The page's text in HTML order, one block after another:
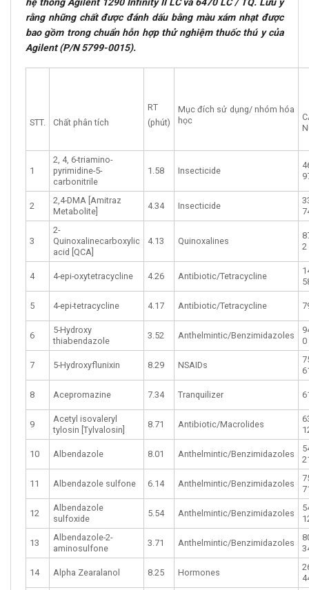
rằng những chất được đánh dấu bằng màu xám nhạt được
bao gồm trong chuẩn hỗn hợp thử nghiệm thuốc thú y của
Agilent (P/N 5799-0015).
STT. Chất phân tích
RT
(phút)
Mục đích sử dụng/ nhóm hóa
học
1
2, 4, 6-triamino-
pyrimidine-5-
carbonitrile
1.58 Insecticide
2
2,4-DMA [Amitraz
Metabolite]
4.34 Insecticide
3
2-
Quinoxalinecarboxylic
acid [QCA]
4.13 Quinoxalines
2
4 4-epi-oxytetracycline 4.26 Antibiotic/Tetracycline
5 4-epi-tetracycline 4.17 Antibiotic/Tetracycline
6
5-Hydroxy
thiabendazole
3.52 Anthelmintic/Benzimidazoles
0
7 5-Hydroxyflunixin 8.29 NSAIDs
8 Acepromazine 7.34 Tranquilizer
9
Acetyl isovaleryl
tylosin [Tylvalosin]
8.71 Antibiotic/Macrolides
10 Albendazole 8.01 Anthelmintic/Benzimidazoles
11 Albendazole sulfone 6.14 Anthelmintic/Benzimidazoles
12
Albendazole
sulfoxide
5.54 Anthelmintic/Benzimidazoles
13
Albendazole-2-
aminosulfone
3.71 Anthelmintic/Benzimidazoles
14 Alpha Zearalanol 8.25 Hormones